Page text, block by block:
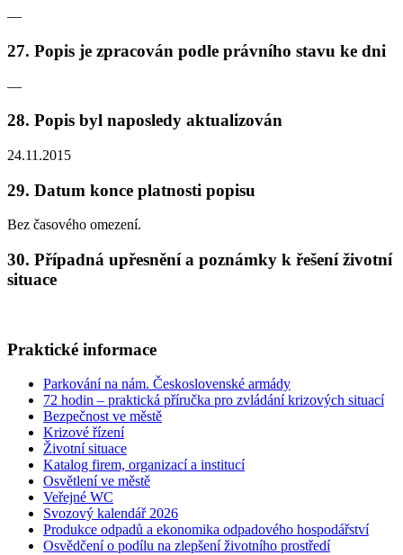
—
27. Popis je zpracován podle právního stavu ke dni
—
28. Popis byl naposledy aktualizován
24.11.2015
29. Datum konce platnosti popisu
Bez časového omezení.
30. Případná upřesnění a poznámky k řešení životní
situace
Praktické informace
Parkování na nám. Československé armády
72 hodin – praktická příručka pro zvládání krizových situací
Bezpečnost ve městě
Krizové řízení
Životní situace
Katalog firem, organizací a institucí
Osvětlení ve městě
Veřejné WC
Svozový kalendář 2026
Produkce odpadů a ekonomika odpadového hospodářství
Osvědčení o podílu na zlepšení životního prostředí